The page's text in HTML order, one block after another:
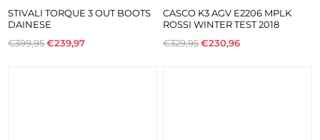
STIVALI TORQUE 3 OUT BOOTS
DAINESE
€399,95€239,97
CASCO K3 AGV E2206 MPLK
ROSSI WINTER TEST 2018
€329,95€230,96